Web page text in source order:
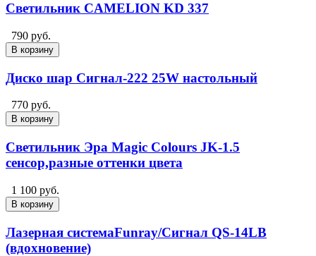
Светильник CAMELION KD 337
790 руб.
В корзину
Диско шар Сигнал-222 25W настольный
770 руб.
В корзину
Светильник Эра Magic Colours JK-1.5
сенсор,разные оттенки цвета
1 100 руб.
В корзину
Лазерная системаFunray/Сигнал QS-14LB
(вдохновение)